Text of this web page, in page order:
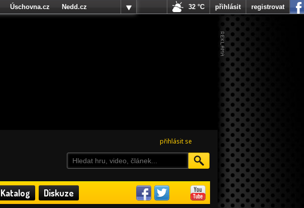
přihlásit se
Katalog Diskuze
Úschovna.cz
Nedd.cz
32 °C přihlásit registrovat